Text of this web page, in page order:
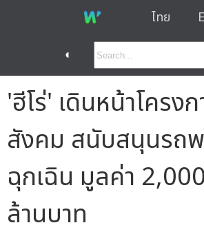
ไทย
◐
'ฮีโร่' เดินหน้าโครง
สังคม สนับสนุนรถ
ฉุกเฉิน มูลค่า
ล้านบาท